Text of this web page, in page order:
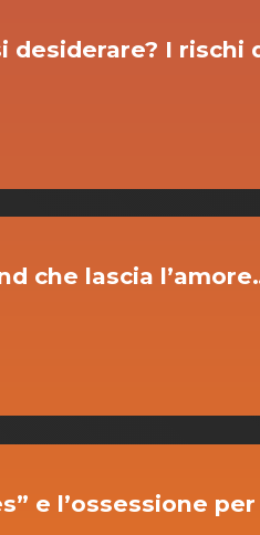
desiderare? I rischi
che lascia
e l’ossessione